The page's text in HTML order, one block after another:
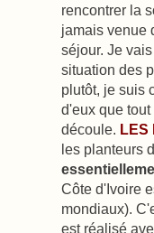
rencontrer la
jamais venue
séjour. Je
situation des
plutôt, je suis
d'eux que
découle. LES
les planteurs
Côte d'Ivoire
mondiaux).
est réalisé